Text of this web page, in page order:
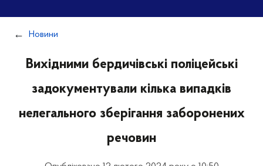
Новини
Вихідними бердичівські поліцейські
задокументували кілька випадків
нелегального зберігання заборонених
речовин